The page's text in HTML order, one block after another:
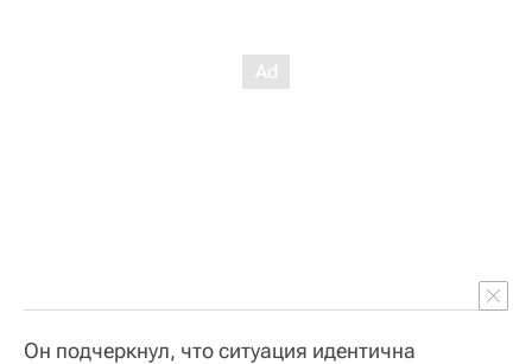
Он подчеркнул, что ситуация идентична